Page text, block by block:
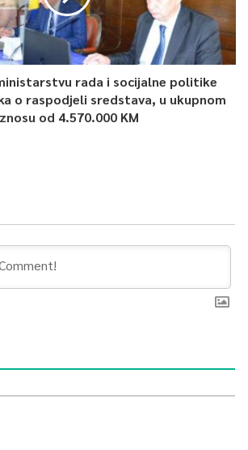
rada i socijalne politike
o raspodjeli sredstava, u ukupnom
od 4.570.000 KM